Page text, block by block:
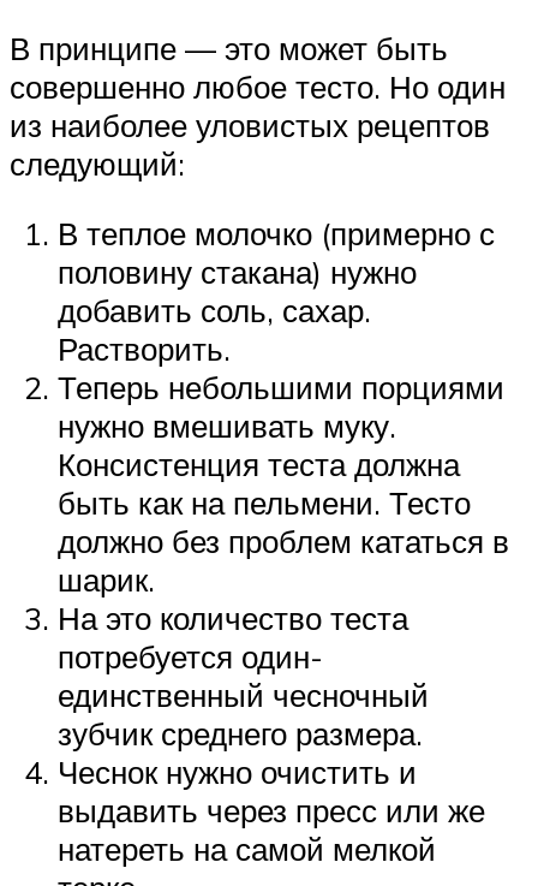
В принципе — это может быть
совершенно любое тесто. Но один
из наиболее уловистых рецептов
следующий:
В теплое молочко (примерно с
половину стакана) нужно
добавить соль, сахар.
Растворить.
Теперь небольшими порциями
нужно вмешивать муку.
Консистенция теста должна
быть как на пельмени. Тесто
должно без проблем кататься в
шарик.
На это количество теста
потребуется один-
единственный чесночный
зубчик среднего размера.
Чеснок нужно очистить и
выдавить через пресс или же
натереть на самой мелкой